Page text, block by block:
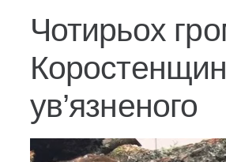
Чотирьох
ув’язненого